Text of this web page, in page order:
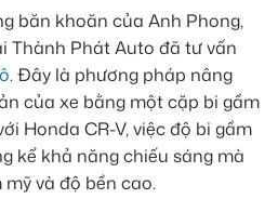
băn khoăn của Anh Phong,
Thành Phát Auto đã tư vấn
. Đây là phương pháp nâng
của xe bằng một cặp bi gầm
Honda CR-V, việc độ bi gầm
kể khả năng chiếu sáng mà
và độ bền cao.